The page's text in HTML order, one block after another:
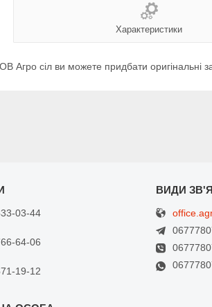
Характеристики
сіл ви можете придбати оригінальні
03-44
64-06
19-12